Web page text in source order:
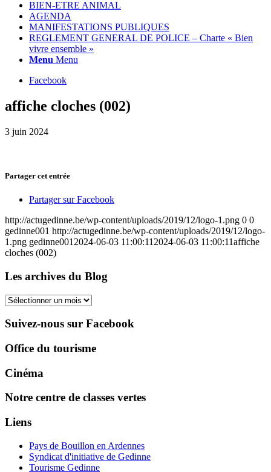
BIEN-ETRE ANIMAL
AGENDA
MANIFESTATIONS PUBLIQUES
REGLEMENT GENERAL DE POLICE – Charte « Bien
vivre ensemble »
Menu Menu
Facebook
affiche cloches (002)
3 juin 2024
Partager cet entrée
Partager sur Facebook
http://actugedinne.be/wp-content/uploads/2019/12/logo-1.png 0 0
gedinne001 http://actugedinne.be/wp-content/uploads/2019/12/logo-
1.png gedinne001 2024-06-03 11:00:11 2024-06-03 11:00:11affiche
cloches (002)
Les archives du Blog
Les
du
Suivez-nous sur Facebook
Office du tourisme
Cinéma
Notre centre de classes vertes
Liens
Pays de Bouillon en Ardennes
Syndicat d'initiative de Gedinne
Tourisme Gedinne